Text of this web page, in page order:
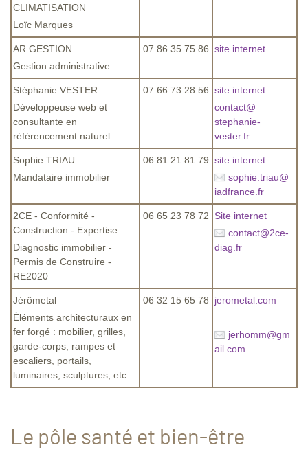
CLIMATISATION
Loïc Marques
AR GESTION
Gestion administrative
07 86 35 75 86 site internet
Stéphanie VESTER
Développeuse web et
consultante en
référencement naturel
07 66 73 28 56 site internet
contact@
stephanie-
vester.fr
Sophie TRIAU
Mandataire immobilier
06 81 21 81 79 site internet
sophie.triau@
iadfrance.fr
2CE - Conformité -
Construction - Expertise
Diagnostic immobilier -
Permis de Construire -
RE2020
06 65 23 78 72
Site internet
contact@2ce-
diag.fr
Jérômetal
Éléments architecturaux en
fer forgé : mobilier, grilles,
garde-corps, rampes et
escaliers, portails,
luminaires, sculptures, etc.
06 32 15 65 78 jerometal.com
jerhomm@gm
ail.com
Le pôle santé et bien-être